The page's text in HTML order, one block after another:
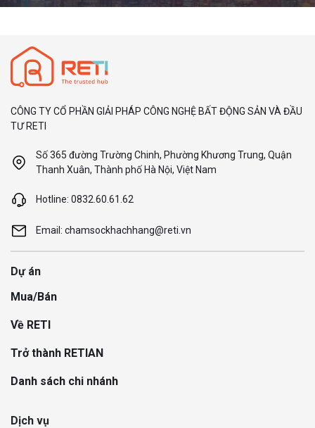
CÔNG TY CỔ PHẦN GIẢI PHÁP CÔNG NGHỆ BẤT ĐỘNG SẢN VÀ ĐẦU
TƯ RETI
Số 365 đường Trường Chinh, Phường Khương Trung, Quận
Thanh Xuân, Thành phố Hà Nội, Việt Nam
Hotline: 0832.60.61.62
Email: chamsockhachhang@reti.vn
Dự án
Mua/Bán
Về RETI
Trở thành RETIAN
Danh sách chi nhánh
Dịch vụ